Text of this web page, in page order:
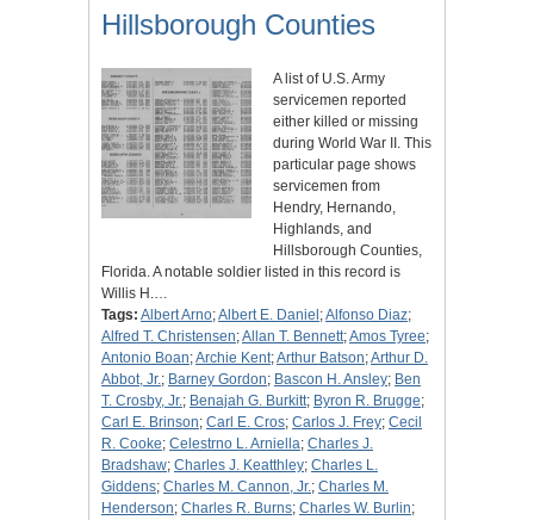
Hillsborough Counties
A list of U.S. Army
servicemen reported
either killed or missing
during World War II. This
particular page shows
servicemen from
Hendry, Hernando,
Highlands, and
Hillsborough Counties,
Florida. A notable soldier listed in this record is
Willis H.…
Tags: Albert Arno;Albert E. Daniel ;Alfonso Diaz;
Alfred T. Christensen;Allan T. Bennett;Amos Tyree;
Antonio Boan;Archie Kent;Arthur Batson;Arthur D.
Abbot, Jr.; Barney Gordon; Bascon H. Ansley; Ben
T. Crosby, Jr.; Benajah G. Burkitt; Byron R. Brugge;
Carl E. Brinson; Carl E. Cros; Carlos J. Frey; Cecil
R. Cooke; Celestrno L. Arniella; Charles J.
Bradshaw; Charles J. Keatthley; Charles L.
Giddens; Charles M. Cannon, Jr.; Charles M.
Henderson; Charles R. Burns; Charles W. Burlin;